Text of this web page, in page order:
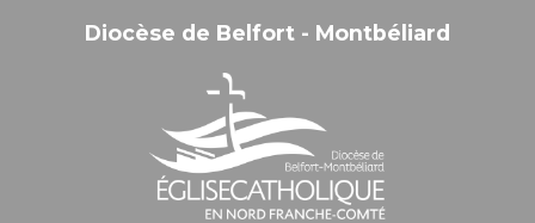
Diocèse de Belfort - Montbéliard